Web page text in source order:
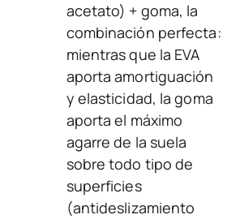
acetato) + goma, la
combinación perfecta:
mientras que la EVA
aporta amortiguación
y elasticidad, la goma
aporta el máximo
agarre de la suela
sobre todo tipo de
superficies
(antideslizamiento